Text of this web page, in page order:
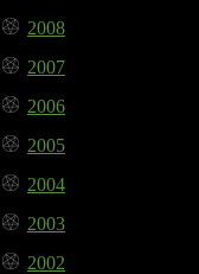
2008
2007
2006
2005
2004
2003
2002